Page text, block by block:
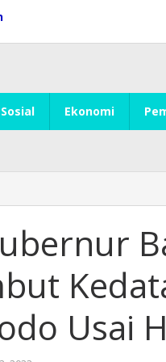
Sosial Ekonomi
Gubernur
Al
Muktabar
Sambut
Kedatangan
Joko
Widodo
Usai
Usai